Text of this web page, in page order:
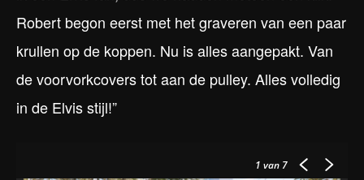
Robert begon eerst met het graveren van een paar
krullen op de koppen. Nu is alles aangepakt. Van
de voorvorkcovers tot aan de pulley. Alles volledig
in de Elvis stijl!”
1 van 7